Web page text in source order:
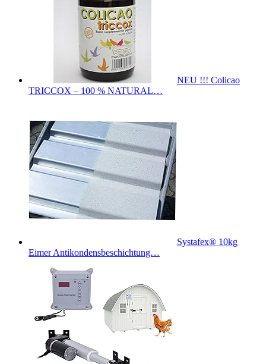
NEU !!! Colicao
TRICCOX – 100 % NATURAL…
Systafex® 10kg
Eimer Antikondensbeschichtung…